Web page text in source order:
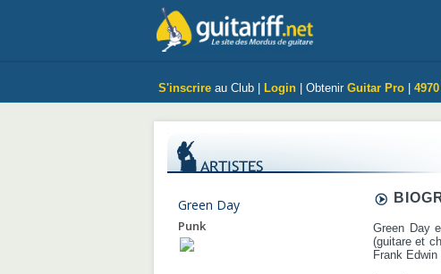
S'inscrire au Club | Login | Obtenir Guitar Pro
Green Day
Punk
Green Day
(guitare et
Frank